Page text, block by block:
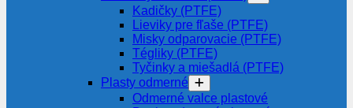
Kadičky (PTFE)
Lieviky pre fľaše (PTFE)
Misky odparovacie (PTFE)
Tégliky (PTFE)
Tyčinky a miešadlá (PTFE)
Plasty odmerné
Odmerné valce plastové